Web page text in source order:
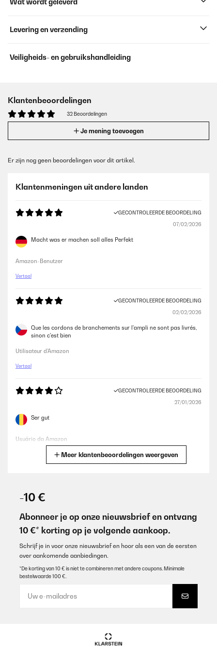
Wat wordt geleverd
Levering en verzending
Veiligheids- en gebruikshandleiding
Klantenbeoordelingen
32 Beoordelingen
Je mening toevoegen
Er zijn nog geen beoordelingen voor dit artikel.
Klantenmeningen uit andere landen
GECONTROLEERDE BEOORDELING
07/02/2026
Macht was er machen soll alles Perfekt
Amazon-Benutzer
Vertaal
GECONTROLEERDE BEOORDELING
02/02/2026
Que les cordons de branchements sur l'ampli ne sont pas livrés,
sinon c'est bien
Utilisateur d'Amazon
Vertaal
GECONTROLEERDE BEOORDELING
27/01/2026
Ser gut
Usuário da Amazon
zuverlässig und überzeugt auch in der
Wiedergabequalität.Wermutstropfen: Es wird überall mit '130
Watt Klangqualität ' beworben - ich ging von Endstufen aus, die
130 Watt leisten könnten. Mir erschießt sich dieses irreführende,
für mich allerdings wichtige Detail nicht, deshalb musste ich vom
Kauf des Geräts zurücktreten.
Amazon-Benutzer
GECONTROLEERDE BEOORDELING
Sehr gutes Preis-Leistungsverhältnis. Kein Luxus. Bin
zufrieden.Es ist jetzt Teil meines Audiosystems und erzielt
Meer klantenbeoordelingen weergeven
-10 €
Abonneer je op onze nieuwsbrief en ontvang
10 €* korting op je volgende aankoop.
Schrijf je in voor onze nieuwsbrief en hoor als een van de eersten
over aankomende aanbiedingen.
*De korting van 10 € is niet te combineren met andere coupons. Minimale
bestelwaarde 100 €.